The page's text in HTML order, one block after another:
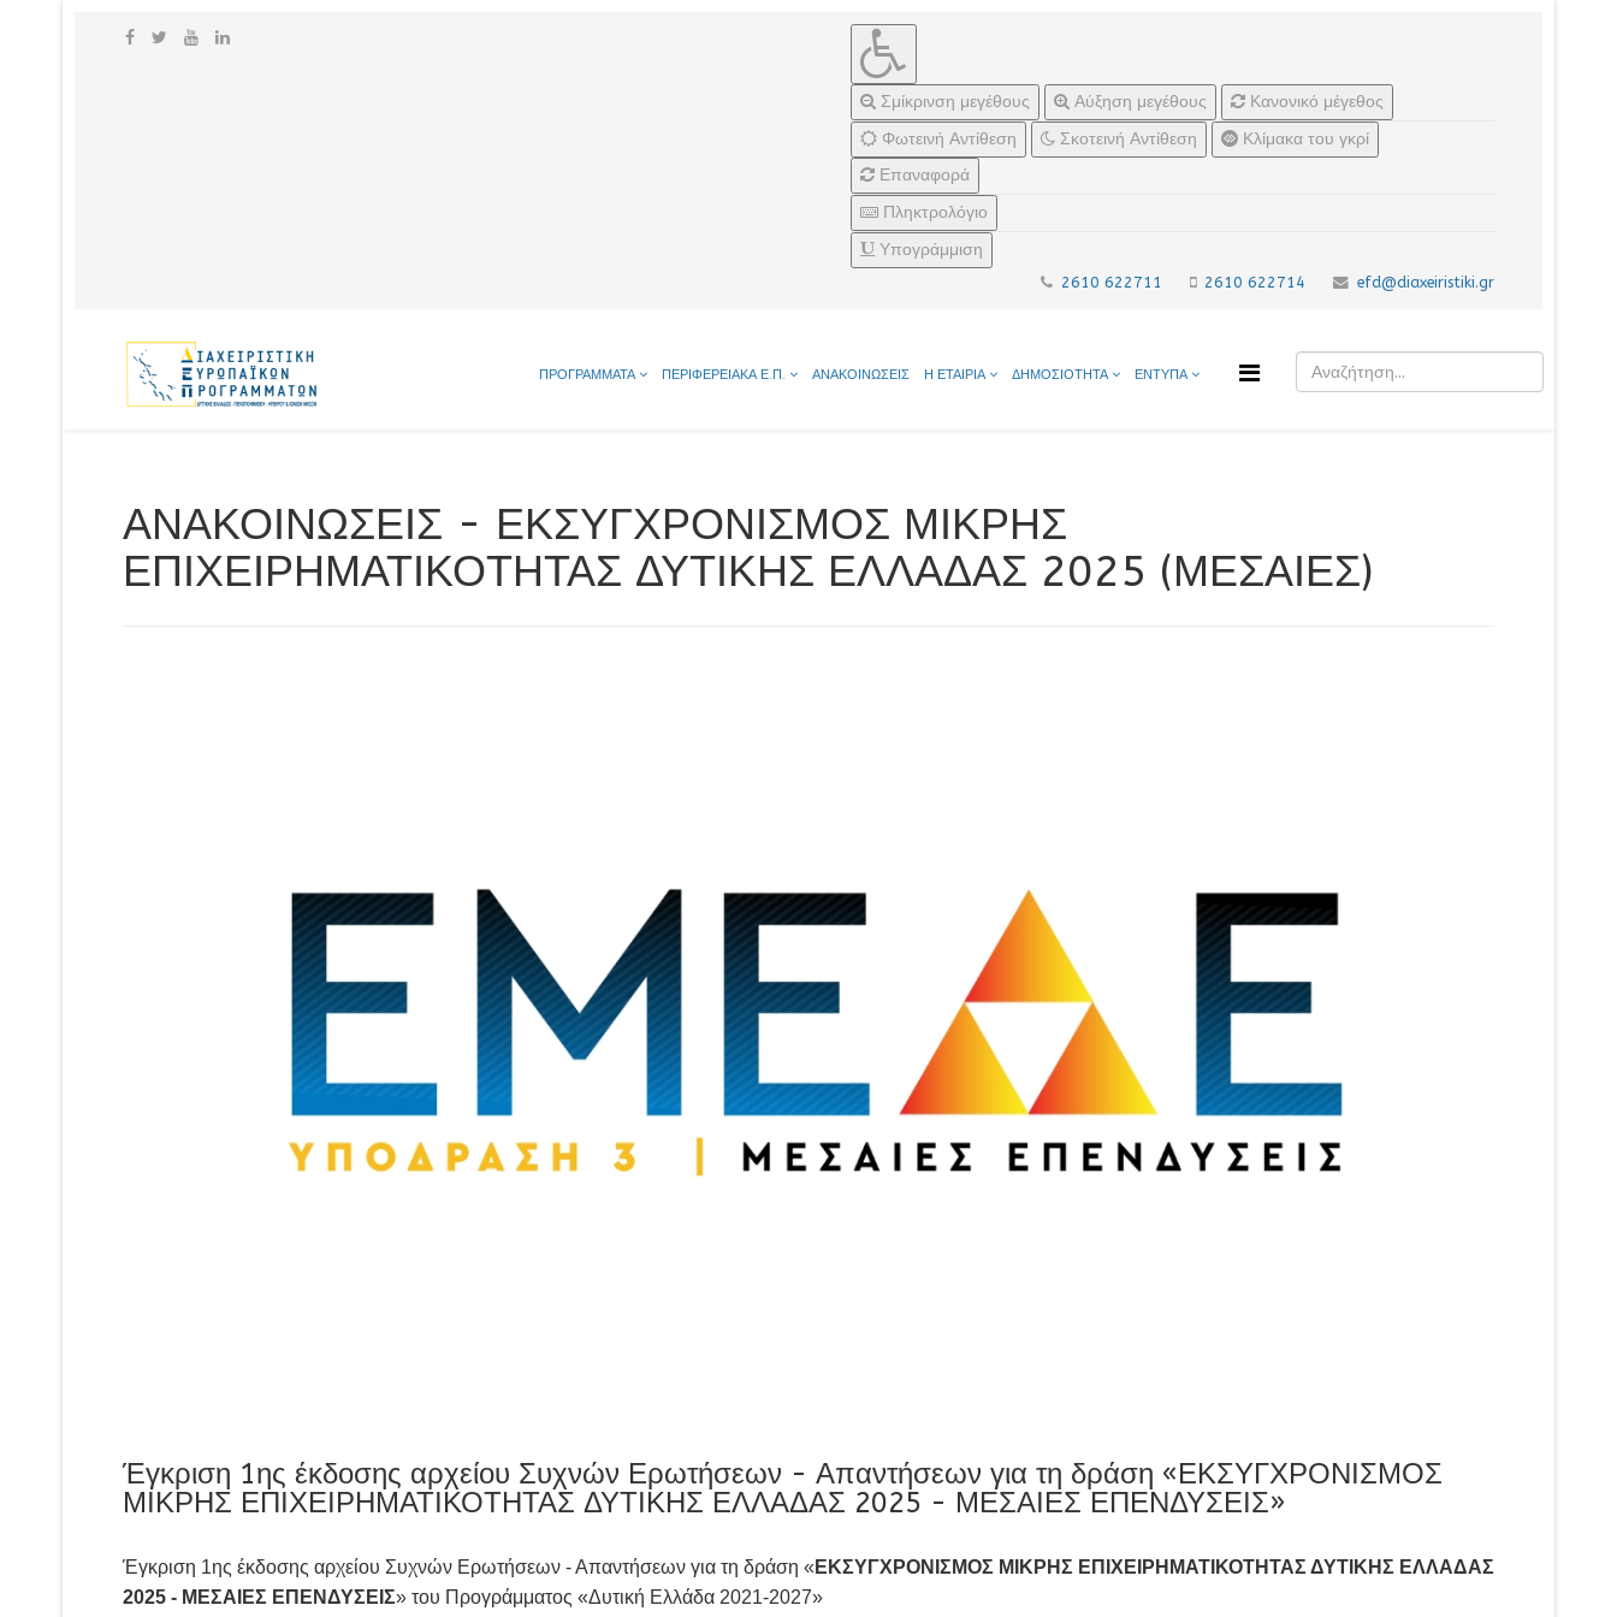
Σμίκρινση μεγέθους Αύξηση μεγέθους
Κανονικό μέγεθος
Φωτεινή Αντίθεση
Σκοτεινή Αντίθεση
Κλίμακα του γκρί
Επαναφορά
Πληκτρολόγιο
Υπογράμμιση
2610 622711 2610 622714 efd@diaxeiristiki.gr
ΠΡΟΓΡΑΜΜΑΤΑ ΠΕΡΙΦΕΡΕΙΑΚΑ Ε.Π. ΑΝΑΚΟΙΝΩΣΕΙΣ Η ΕΤΑΙΡΙΑ ΔΗΜΟΣΙΟΤΗΤΑ ΕΝΤΥΠΑ
ΑΝΑΚΟΙΝΩΣΕΙΣ - ΕΚΣΥΓΧΡΟΝΙΣΜΟΣ ΜΙΚΡΗΣ
ΕΠΙΧΕΙΡΗΜΑΤΙΚΟΤΗΤΑΣ ΔΥΤΙΚΗΣ ΕΛΛΑΔΑΣ 2025 (ΜΕΣΑΙΕΣ)
Έγκριση 1ης έκδοσης αρχείου Συχνών Ερωτήσεων - Απαντήσεων για τη δράση «ΕΚΣΥΓΧΡΟΝΙΣΜΟΣ
ΜΙΚΡΗΣ ΕΠΙΧΕΙΡΗΜΑΤΙΚΟΤΗΤΑΣ ΔΥΤΙΚΗΣ ΕΛΛΑΔΑΣ 2025 - ΜΕΣΑΙΕΣ ΕΠΕΝΔΥΣΕΙΣ»
Έγκριση 1ης έκδοσης αρχείου Συχνών Ερωτήσεων - Απαντήσεων για τη δράση « ΕΚΣΥΓΧΡΟΝΙΣΜΟΣ ΜΙΚΡΗΣ ΕΠΙΧΕΙΡΗΜΑΤΙΚΟΤΗΤΑΣ ΔΥΤΙΚΗΣ ΕΛΛΑΔΑΣ
2025 - ΜΕΣΑΙΕΣ ΕΠΕΝΔΥΣΕΙΣ» του Προγράμματος «Δυτική Ελλάδα 2021-2027»